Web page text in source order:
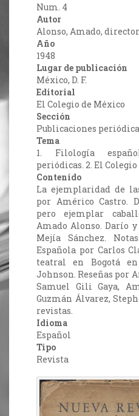
Num. 4
Autor
Alonso, Amado, director
Año
1948
Lugar de publicación
México, D. F.
Editorial
El Colegio de México
Sección
Publicaciones
Tema
1. Filología
periódicas. 2. El
Contenido
La ejemplaridad de
por Américo Castro.
pero ejemplar
Amado Alonso. Darío
Mejía Sánchez.
Española por Carlos
teatral en Bogotá
Johnson. Reseñas por
Samuel Gili Gaya,
Guzmán Álvarez,
revistas.
Idioma
Español
Tipo
Revista